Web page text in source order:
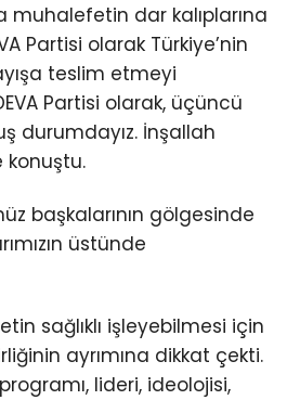
muhalefetin dar kalıplarına
Partisi olarak Türkiye’nin
teslim etmeyi
Partisi olarak, üçüncü
durumdayız. İnşallah
konuştu.
başkalarının gölgesinde
üstünde
sağlıklı işleyebilmesi için
ayrımına dikkat çekti.
lideri, ideolojisi,